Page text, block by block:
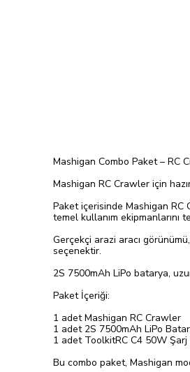
Mashigan Combo Paket – RC
Mashigan RC Crawler için
Paket içerisinde Mashigan RC
temel kullanım ekipmanlarını
Gerçekçi arazi aracı
seçenektir.
2S 7500mAh LiPo batarya,
Paket İçeriği:
1 adet Mashigan RC Crawler
1 adet 2S 7500mAh LiPo
1 adet ToolkitRC C4 50W
Bu combo paket, Mashigan